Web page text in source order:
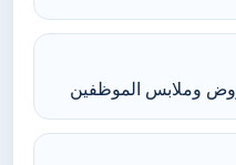
وملابس الموظفين